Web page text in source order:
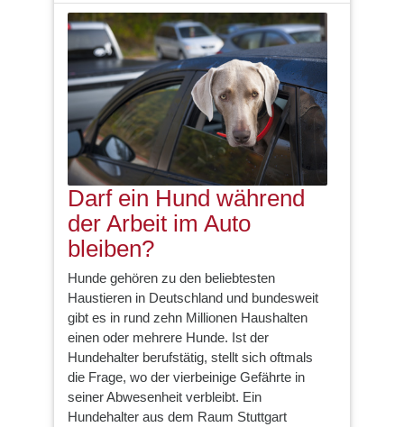
Darf ein Hund während
der Arbeit im Auto
bleiben?
Hunde gehören zu den beliebtesten
Haustieren in Deutschland und bundesweit
gibt es in rund zehn Millionen Haushalten
einen oder mehrere Hunde. Ist der
Hundehalter berufstätig, stellt sich oftmals
die Frage, wo der vierbeinige Gefährte in
seiner Abwesenheit verbleibt. Ein
Hundehalter aus dem Raum Stuttgart